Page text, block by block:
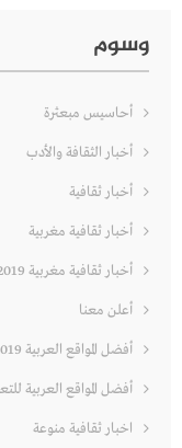
وسوم
أحاسيس مبعثرة
أخبار الثقافة والأدب
أخبار ثقافية
أخبار ثقافية مغربية
أخبار ثقافية مغربية 2019
أعلن معنا
أفضل المواقع العربية 2019
أفضل المواقع العربية
اخبار ثقافية منوعة